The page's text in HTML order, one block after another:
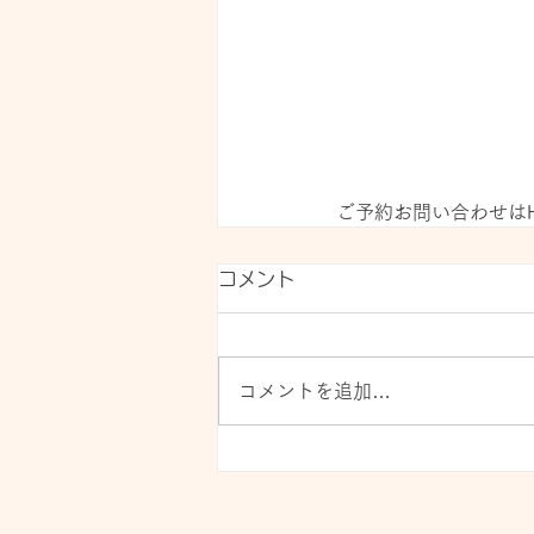
ご予約お問い合わせ
コメント
コメントを追加…